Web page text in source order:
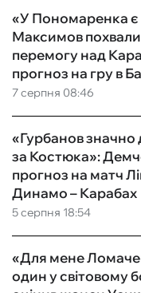
7 серпня 08:46
«У Пономаренка є
Максимов
перемогу над
прогноз на гру в
5 серпня 18:54
«Гурбанов значно
за Костюка»:
прогноз на матч
Динамо – Карабах
«Для мене
один у світовому